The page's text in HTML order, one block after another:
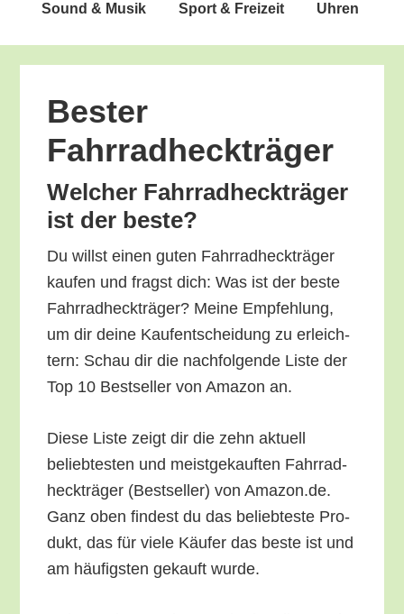
Sound & Musik Sport & Freizeit Uhren
Bes­ter
Fahrradheckträger
Wel­cher Fahr­rad­heck­trä­ger
ist der beste?
Du willst einen guten Fahr­rad­heck­trä­ger
kau­fen und fragst dich: Was ist der bes­te
Fahr­rad­heck­trä­ger? Mei­ne Emp­feh­lung,
um dir dei­ne Kauf­ent­schei­dung zu erleich­
tern: Schau dir die nach­fol­gen­de Lis­te der
Top 10 Best­sel­ler von Ama­zon an.
Die­se Lis­te zeigt dir die zehn aktu­ell
belieb­tes­ten und meist­ge­kauf­ten Fahr­rad­
heck­trä­ger (Best­sel­ler) von Amazon.de.
Ganz oben fin­dest du das belieb­tes­te Pro­
dukt, das für vie­le Käu­fer das bes­te ist und
am häu­figs­ten gekauft wurde.